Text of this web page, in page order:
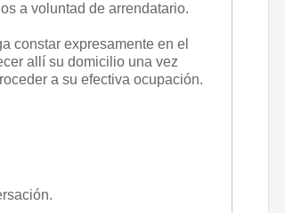
a voluntad de arrendatario.
constar expresamente en el
allí su domicilio una vez
a su efectiva ocupación.